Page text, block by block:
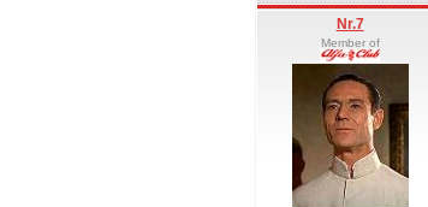
Nr.7
Member of